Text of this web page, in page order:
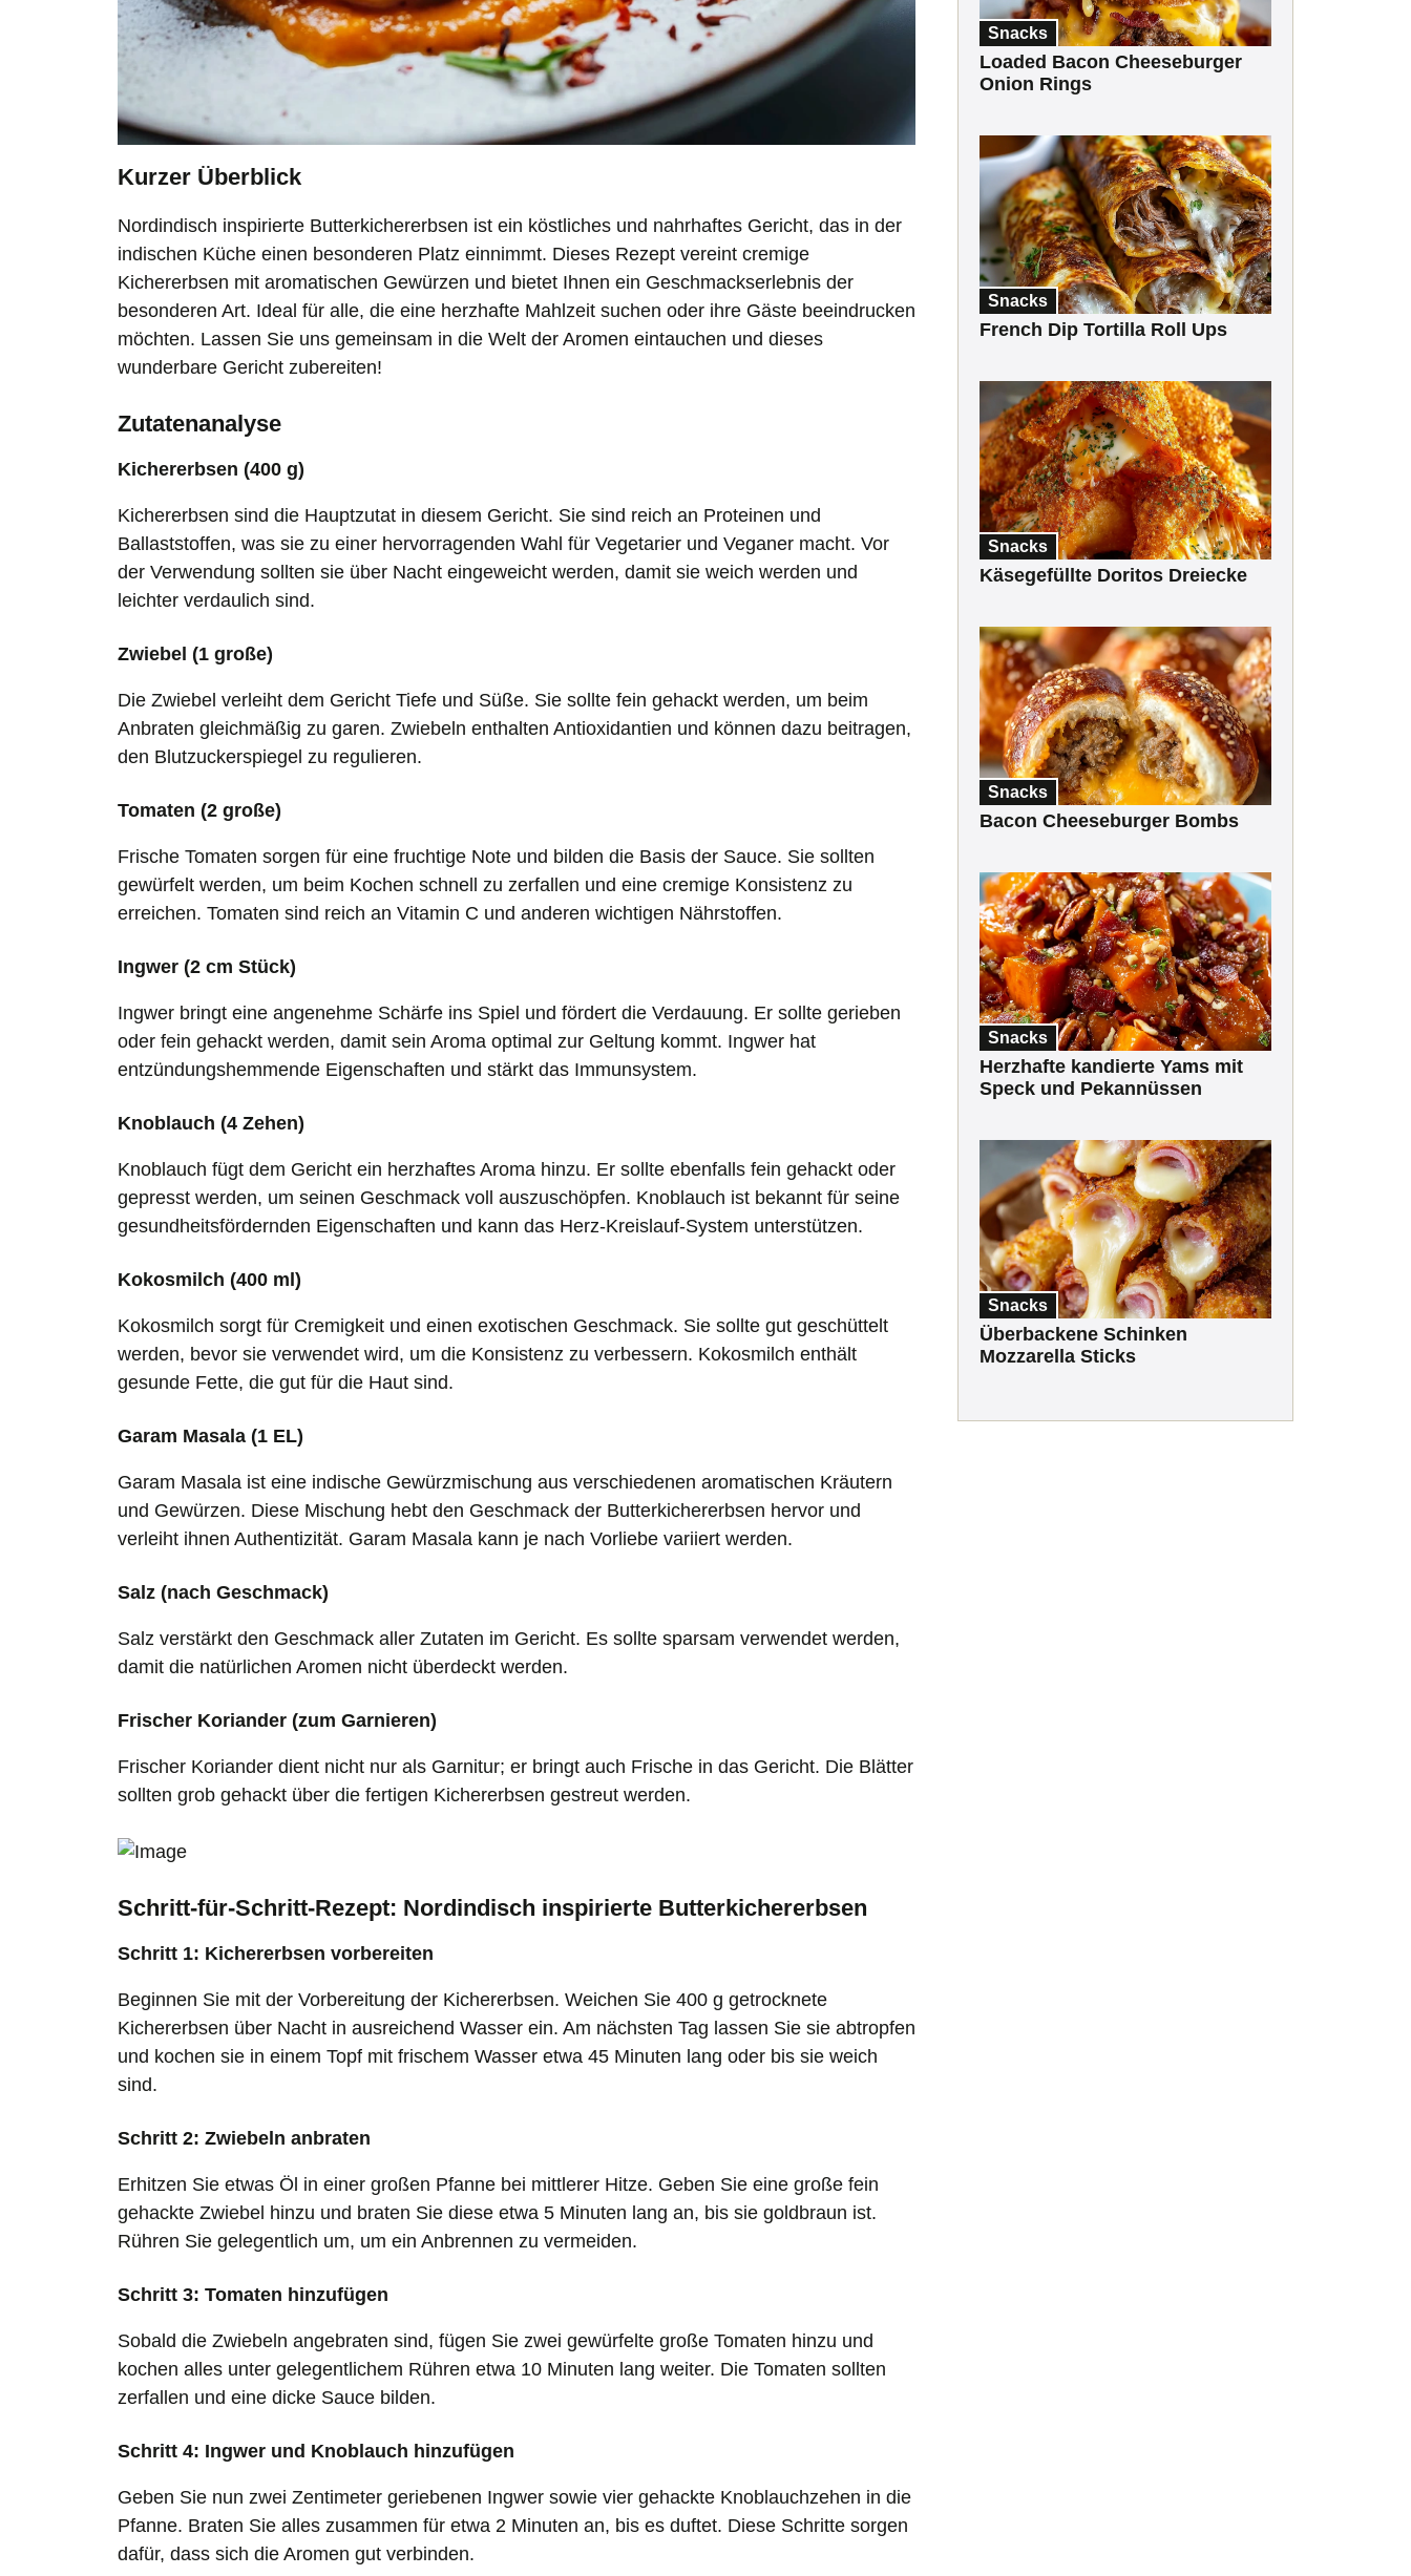
Kurzer Überblick
Nordindisch inspirierte Butterkichererbsen ist ein köstliches und nahrhaftes Gericht, das in der
indischen Küche einen besonderen Platz einnimmt. Dieses Rezept vereint cremige
Kichererbsen mit aromatischen Gewürzen und bietet Ihnen ein Geschmackserlebnis der
besonderen Art. Ideal für alle, die eine herzhafte Mahlzeit suchen oder ihre Gäste beeindrucken
möchten. Lassen Sie uns gemeinsam in die Welt der Aromen eintauchen und dieses
wunderbare Gericht zubereiten!
Zutatenanalyse
Kichererbsen (400 g)
Kichererbsen sind die Hauptzutat in diesem Gericht. Sie sind reich an Proteinen und
Ballaststoffen, was sie zu einer hervorragenden Wahl für Vegetarier und Veganer macht. Vor
der Verwendung sollten sie über Nacht eingeweicht werden, damit sie weich werden und
leichter verdaulich sind.
Zwiebel (1 große)
Die Zwiebel verleiht dem Gericht Tiefe und Süße. Sie sollte fein gehackt werden, um beim
Anbraten gleichmäßig zu garen. Zwiebeln enthalten Antioxidantien und können dazu beitragen,
den Blutzuckerspiegel zu regulieren.
Tomaten (2 große)
Frische Tomaten sorgen für eine fruchtige Note und bilden die Basis der Sauce. Sie sollten
gewürfelt werden, um beim Kochen schnell zu zerfallen und eine cremige Konsistenz zu
erreichen. Tomaten sind reich an Vitamin C und anderen wichtigen Nährstoffen.
Ingwer (2 cm Stück)
Ingwer bringt eine angenehme Schärfe ins Spiel und fördert die Verdauung. Er sollte gerieben
oder fein gehackt werden, damit sein Aroma optimal zur Geltung kommt. Ingwer hat
entzündungshemmende Eigenschaften und stärkt das Immunsystem.
Knoblauch (4 Zehen)
Knoblauch fügt dem Gericht ein herzhaftes Aroma hinzu. Er sollte ebenfalls fein gehackt oder
gepresst werden, um seinen Geschmack voll auszuschöpfen. Knoblauch ist bekannt für seine
gesundheitsfördernden Eigenschaften und kann das Herz-Kreislauf-System unterstützen.
Kokosmilch (400 ml)
Kokosmilch sorgt für Cremigkeit und einen exotischen Geschmack. Sie sollte gut geschüttelt
werden, bevor sie verwendet wird, um die Konsistenz zu verbessern. Kokosmilch enthält
gesunde Fette, die gut für die Haut sind.
Garam Masala (1 EL)
Garam Masala ist eine indische Gewürzmischung aus verschiedenen aromatischen Kräutern
und Gewürzen. Diese Mischung hebt den Geschmack der Butterkichererbsen hervor und
verleiht ihnen Authentizität. Garam Masala kann je nach Vorliebe variiert werden.
Salz (nach Geschmack)
Salz verstärkt den Geschmack aller Zutaten im Gericht. Es sollte sparsam verwendet werden,
damit die natürlichen Aromen nicht überdeckt werden.
Frischer Koriander (zum Garnieren)
Frischer Koriander dient nicht nur als Garnitur; er bringt auch Frische in das Gericht. Die Blätter
sollten grob gehackt über die fertigen Kichererbsen gestreut werden.
Schritt-für-Schritt-Rezept: Nordindisch inspirierte Butterkichererbsen
Schritt 1: Kichererbsen vorbereiten
Beginnen Sie mit der Vorbereitung der Kichererbsen. Weichen Sie 400 g getrocknete
Kichererbsen über Nacht in ausreichend Wasser ein. Am nächsten Tag lassen Sie sie abtropfen
und kochen sie in einem Topf mit frischem Wasser etwa 45 Minuten lang oder bis sie weich
sind.
Schritt 2: Zwiebeln anbraten
Erhitzen Sie etwas Öl in einer großen Pfanne bei mittlerer Hitze. Geben Sie eine große fein
gehackte Zwiebel hinzu und braten Sie diese etwa 5 Minuten lang an, bis sie goldbraun ist.
Rühren Sie gelegentlich um, um ein Anbrennen zu vermeiden.
Schritt 3: Tomaten hinzufügen
Sobald die Zwiebeln angebraten sind, fügen Sie zwei gewürfelte große Tomaten hinzu und
kochen alles unter gelegentlichem Rühren etwa 10 Minuten lang weiter. Die Tomaten sollten
zerfallen und eine dicke Sauce bilden.
Schritt 4: Ingwer und Knoblauch hinzufügen
Geben Sie nun zwei Zentimeter geriebenen Ingwer sowie vier gehackte Knoblauchzehen in die
Pfanne. Braten Sie alles zusammen für etwa 2 Minuten an, bis es duftet. Diese Schritte sorgen
dafür, dass sich die Aromen gut verbinden.
Snacks
Loaded Bacon Cheeseburger
Onion Rings
Snacks
French Dip Tortilla Roll Ups
Snacks
Käsegefüllte Doritos Dreiecke
Snacks
Bacon Cheeseburger Bombs
Snacks
Herzhafte kandierte Yams mit
Speck und Pekannüssen
Snacks
Überbackene Schinken
Mozzarella Sticks